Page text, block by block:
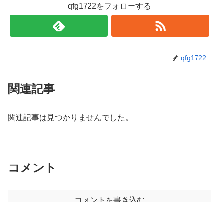
qfg1722をフォローする
qfg1722
関連記事
関連記事は見つかりませんでした。
コメント
コメントを書き込む